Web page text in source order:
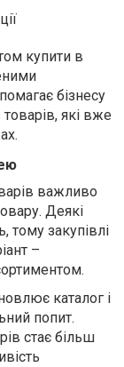
купити в
бізнесу
які вже
важливо
Деякі
тому закупівлі
–
каталог і
попит.
стає більш